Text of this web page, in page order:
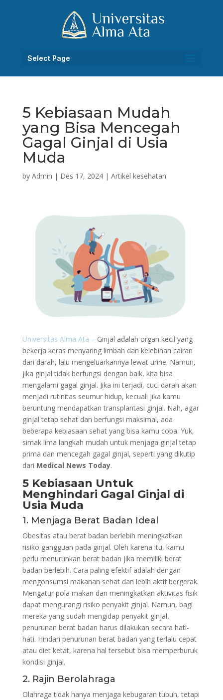
Select Page
5 Kebiasaan Mudah
yang Bisa Mencegah
Gagal Ginjal di Usia
Muda
by Admin | Des 17, 2024| Artikel kesehatan
Universitas Alma Ata – Ginjal adalah organ kecil yang
bekerja keras menyaring limbah dan kelebihan cairan
dari darah, lalu mengeluarkannya lewat urine. Namun,
jika ginjal tidak berfungsi dengan baik, kita bisa
mengalami gagal ginjal. Jika ini terjadi, cuci darah akan
menjadi rutinitas seumur hidup, kecuali jika kamu
beruntung mendapatkan transplantasi ginjal. Nah, agar
ginjal tetap sehat dan berfungsi maksimal, ada
beberapa kebiasaan sehat yang bisa kamu coba. Yuk,
simak lima langkah mudah untuk menjaga ginjal tetap
prima dan mencegah gagal ginjal, seperti yang dikutip
dari Medical News Today.
5 Kebiasaan Untuk
Menghindari Gagal Ginjal di
Usia Muda
1. Menjaga Berat Badan Ideal
Obesitas atau berat badan berlebih meningkatkan
risiko gangguan pada ginjal. Oleh karena itu, kamu
perlu menurunkan berat badan jika memiliki berat
badan berlebih. Cara paling efektif adalah dengan
mengonsumsi makanan sehat dan lebih aktif bergerak.
Mengatur pola makan dan meningkatkan aktivitas fisik
dapat mengurangi risiko penyakit ginjal. Namun, bagi
mereka yang sudah mengidap penyakit ginjal,
penurunan berat badan harus dilakukan secara hati-
hati. Hindari penurunan berat badan yang terlalu cepat
atau diet ketat, karena hal tersebut bisa memperburuk
kondisi ginjal.
2. Rajin Berolahraga
Olahraga tidak hanya menjaga kebugaran tubuh, tetapi